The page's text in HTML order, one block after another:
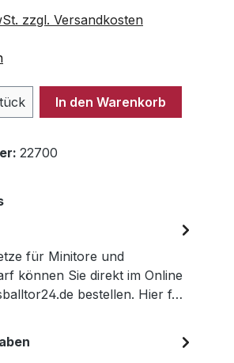
zzgl. Versandkosten
Bewertung von 5 von 5 Sternen
Gib den
In den Warenkorb
22700
für Minitore und
können Sie direkt im Online
bestellen. Hier f…